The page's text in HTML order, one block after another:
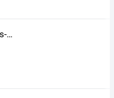
Mes secrets, sucrés-salés